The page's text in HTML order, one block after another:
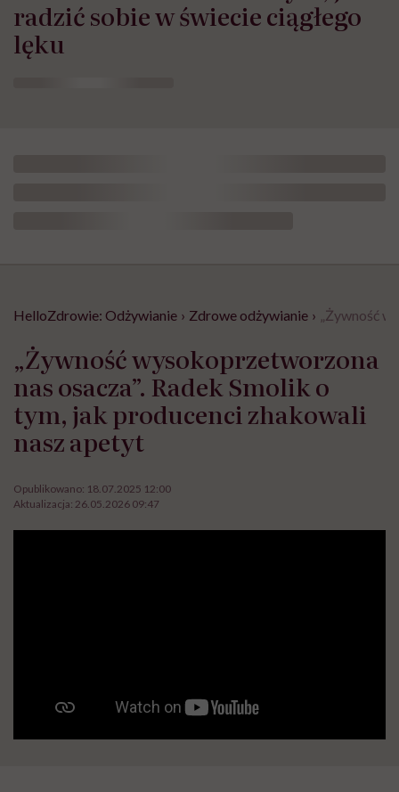
radzić sobie w świecie ciągłego
lęku
HelloZdrowie: Odżywianie › Zdrowe odżywianie › „Żywność
„Żywność wysokoprzetworzona
nas osacza”. Radek Smolik o
tym, jak producenci zhakowali
nasz apetyt
Opublikowano: 18.07.2025 12:00
Aktualizacja: 26.05.2026 09:47